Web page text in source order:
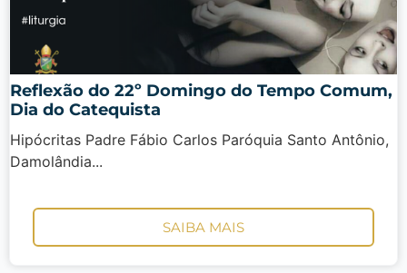
Reflexão do 22º Domingo do Tempo Comum,
Dia do Catequista
Hipócritas Padre Fábio Carlos Paróquia Santo Antônio,
Damolândia...
SAIBA MAIS